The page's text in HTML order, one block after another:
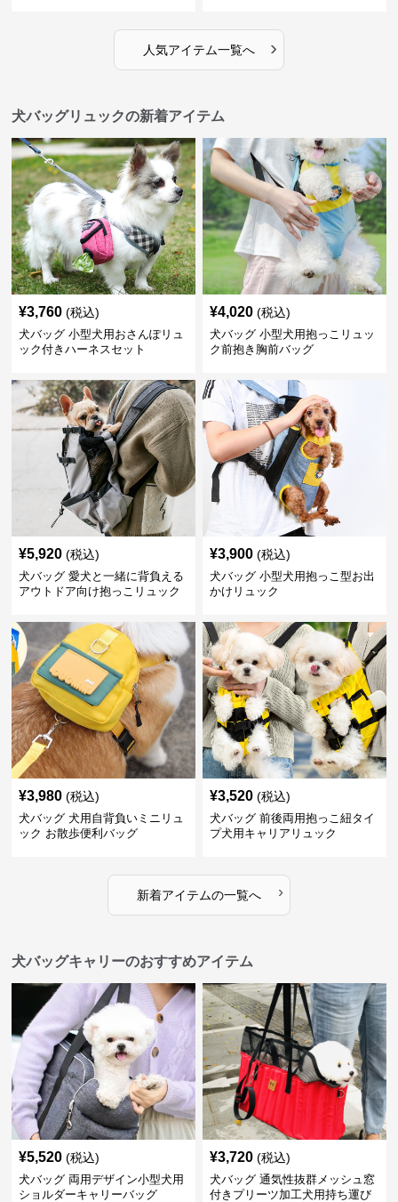
人気アイテム一覧へ ›
犬バッグリュックの新着アイテム
¥3,760 (税込)
犬バッグ 小型犬用おさんぽリュ
ック付きハーネスセット
¥4,020 (税込)
犬バッグ 小型犬用抱っこリュッ
ク前抱き胸前バッグ
¥5,920 (税込)
犬バッグ 愛犬と一緒に背負える
アウトドア向け抱っこリュック
¥3,900 (税込)
犬バッグ 小型犬用抱っこ型お出
かけリュック
¥3,980 (税込)
犬バッグ 犬用自背負いミニリュ
ック お散歩便利バッグ
¥3,520 (税込)
犬バッグ 前後両用抱っこ紐タイ
プ犬用キャリアリュック
新着アイテムの一覧へ ›
犬バッグキャリーのおすすめアイテム
¥5,520 (税込)
犬バッグ 両用デザイン小型犬用
ショルダーキャリーバッグ
¥3,720 (税込)
犬バッグ 通気性抜群メッシュ窓
付きプリーツ加工犬用持ち運び